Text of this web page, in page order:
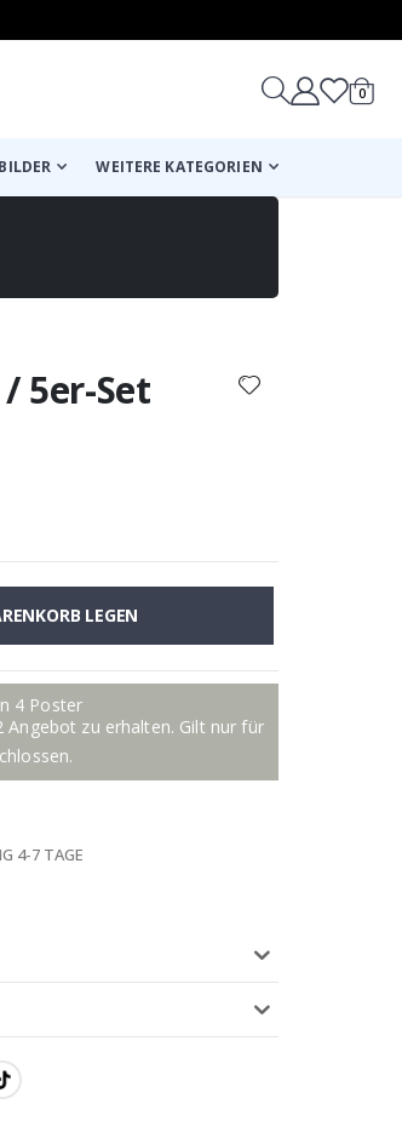
Wagen
0
WEITERE KATEGORIEN
Wagen Kasse
5er-Set
LEGEN
4 Poster
zu erhalten. Gilt nur für
4-7 TAGE